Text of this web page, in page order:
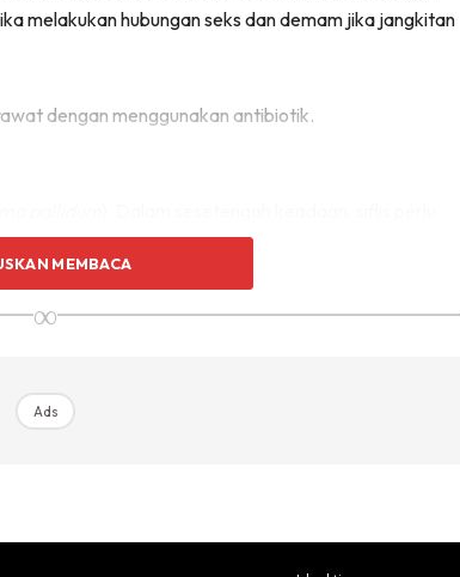
melakukan hubungan seks dan demam jika jangkitan
dengan menggunakan antibiotik.
boleh mengakibatkan kesan jangka masa panjang
MEMBACA
∞
Ads